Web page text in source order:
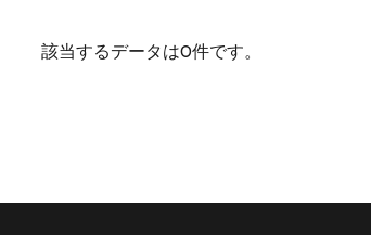
該当するデータは0件です。